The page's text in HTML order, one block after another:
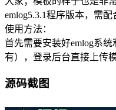
emlog5.3.1程序版本，需
使用方法：
首先需要安装好emlog系
有），登录后台直接上传
源码截图